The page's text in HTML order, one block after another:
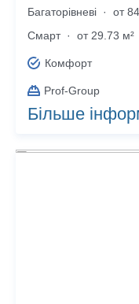
Багато­рівневі · от
Смарт · от 29.73 м²
Комфорт
Prof-Group
Більше